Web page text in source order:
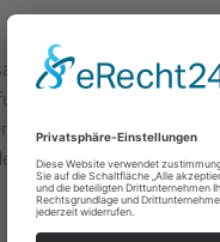
von Kunden-CTAs
bestehender CTAs
Asset Allocation
Insolvenz des Treugebers